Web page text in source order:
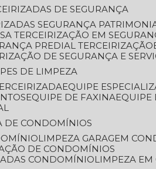
DE SEGURANÇA
SEGURANÇA
TERCEIRIZAÇÃO EM
PREDIAL TERCEIRIZAÇÃO
DE SEGURANÇA E
DE LIMPEZA
EQUIPE
EQUIPE DE FAXINA
DE CONDOMÍNIOS
LIMPEZA GARAGEM
DE CONDOMÍNIOS
CONDOMÍNIO
LIMPEZA